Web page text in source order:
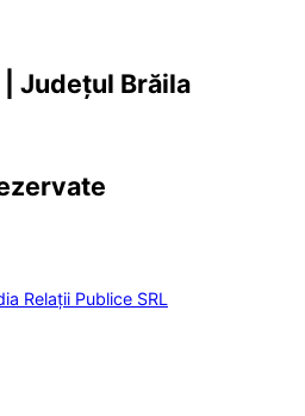
Județul Brăila
Relații Publice SRL